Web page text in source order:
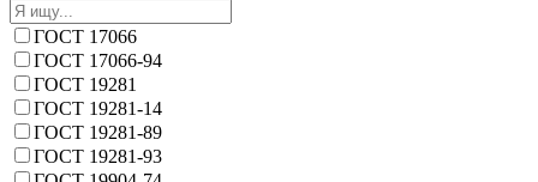
ГОСТ 17066
ГОСТ 17066-94
ГОСТ 19281
ГОСТ 19281-14
ГОСТ 19281-89
ГОСТ 19281-93